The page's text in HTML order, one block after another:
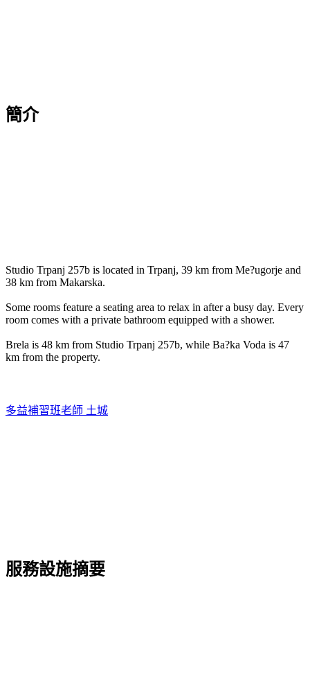
簡介
Studio Trpanj 257b is located in Trpanj, 39 km from Me?ugorje and
38 km from Makarska.
Some rooms feature a seating area to relax in after a busy day. Every
room comes with a private bathroom equipped with a shower.
Brela is 48 km from Studio Trpanj 257b, while Ba?ka Voda is 47
km from the property.
多益補習班老師 土城
服務設施摘要